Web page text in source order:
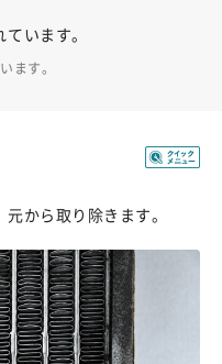
います。
ます。
から取り除きます。